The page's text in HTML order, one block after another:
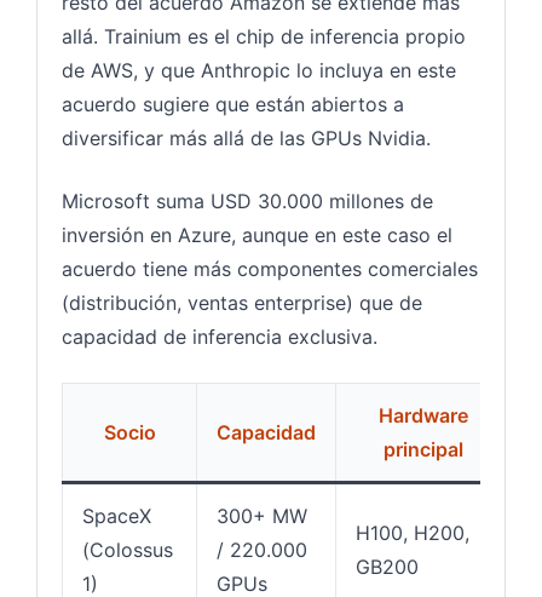
allá. Trainium es el chip de inferencia propio
de AWS, y que Anthropic lo incluya en este
acuerdo sugiere que están abiertos a
diversificar más allá de las GPUs Nvidia.
Microsoft suma USD 30.000 millones de
inversión en Azure, aunque en este caso el
acuerdo tiene más componentes comerciales
(distribución, ventas enterprise) que de
capacidad de inferencia exclusiva.
Socio Capacidad
Hardware
principal
SpaceX
(Colossus
1)
300+ MW
/ 220.000
GPUs
H100, H200,
GB200